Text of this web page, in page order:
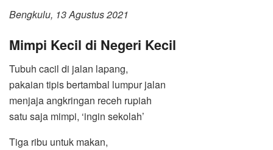
Bengkulu, 13 Agustus 2021
Mimpi Kecil di Negeri Kecil
Tubuh cacil di jalan lapang,
pakaian tipis bertambal lumpur jalan
menjaja angkringan receh rupiah
satu saja mimpi, ‘ingin sekolah’
Tiga ribu untuk makan,